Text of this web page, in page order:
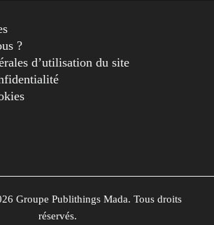
?
d’utilisation du site
Groupe Publithings Mada. Tous droits
réservés.